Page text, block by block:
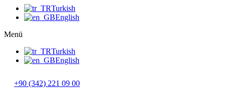
Turkish
English
Menü
Turkish
English
+90 (342) 221 09 00